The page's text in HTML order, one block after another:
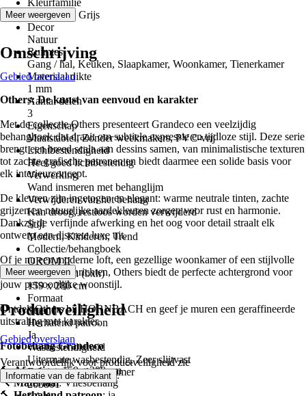
Kleurfamilie
Beige, Wit, Grijs
Decor
Natuur
Ruimtes
Gang / hal, Keuken, Slaapkamer, Woonkamer, Tienerkamer
Materiaal dikte
1 mm
Aantal delen
3
Eigenschap
Maatstabiel, Zonder weekmakers, PVC-vrij
Lichtbestendigheid
Heel goed lichtbestendig
Verwerking
Wand insmeren met behanglijm
Verwijderen van het behang
Kan droog, restloos worden verwijderd
Stijl
Modern, Kinderen, Trend
Collectie/behangboek
OROM II
Afmetingen (bxh)
159 x 280 cm
Formaat
Staand
Herhalend patroon
Ja
Wasbestendigheid
Uitermate wasbestendig, Zeer slijtvast
Fabricage artikelnummer
203801
Meer weergeven
Omschrijving
Gebied overslaan
Others: De kunst van eenvoud en karakter
Met de collectie Others presenteert Grandeco een veelzijdig
behangboek dat draait om subtiele expressie en tijdloze stijl. Deze serie
brengt een breed scala aan dessins samen, van minimalistische texturen
tot zachte grafische patronen en biedt daarmee een solide basis voor
elk interieurconcept.
De kleuren zijn ingetogen en elegant: warme neutrale tinten, zachte
grijzen en natuurlijke aardekleuren zorgen voor rust en harmonie.
Dankzij de verfijnde afwerking en het oog voor detail straalt elk
ontwerp een discrete luxe uit.
Of je nu een moderne loft, een gezellige woonkamer of een stijlvolle
slaapkamer wilt inrichten, Others biedt de perfecte achtergrond voor
jouw persoonlijke woonstijl.
Ontdek Others bij HORNBACH en geef je muren een geraffineerde
uitstraling met karakter.
Fotobehang Grandeco
🔨Afmeting: 159 x 280 cm
🔨Materiaal: Vliesbehang
Meer weergeven
Productveiligheid
Gebied overslaan
Verantwoordelijk voor productveiligheid zie
Informatie van de fabrikant .